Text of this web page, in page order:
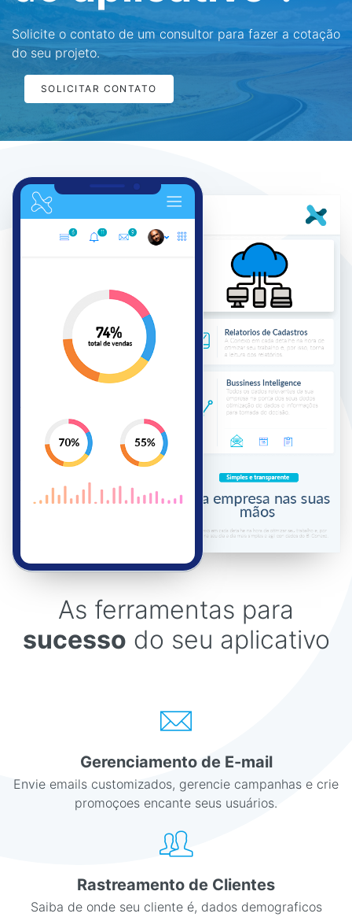
Solicite o contato de um consultor para fazer a cotação
do seu projeto.
SOLICITAR CONTATO
As ferramentas para
sucesso do seu aplicativo
Gerenciamento de E-mail
Envie emails customizados, gerencie campanhas e crie
promoçoes encante seus usuários.
Rastreamento de Clientes
Saiba de onde seu cliente é, dados demograficos